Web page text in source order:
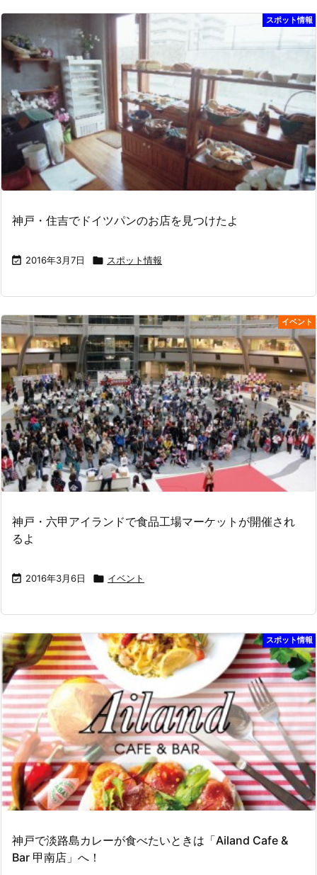
スポット情報
神戸・住吉でドイツパンのお店を見つけたよ
 2016年3月7日  スポット情報
イベント
神戸・六甲アイランドで食品工場マーケットが開催され
るよ
 2016年3月6日  イベント
スポット情報
神戸で淡路島カレーが食べたいときは「Ailand Cafe &
Bar 甲南店」へ！